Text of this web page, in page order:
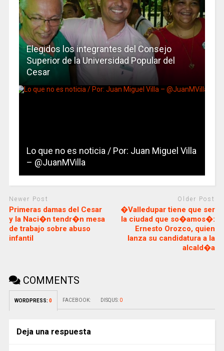
Elegidos los integrantes del Consejo
Superior de la Universidad Popular del
Cesar
Lo que no es noticia / Por: Juan Miguel Villa
– @JuanMVilla
Newer Post
Primeras damas del Cesar
y la Naci�n tendr�n mesa
de trabajo sobre abuso
infantil
Older Post
�Valledupar tiene que ser
la ciudad que so�amos�:
Ernesto Orozco, quien
lanza su candidatura a la
alcald�a
COMMENTS
WORDPRESS: 0 FACEBOOK: DISQUS: 0
Deja una respuesta